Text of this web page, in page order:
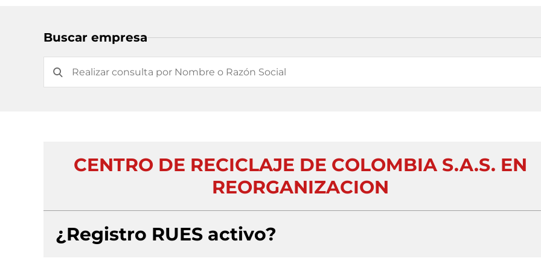
Buscar empresa
CENTRO DE RECICLAJE DE COLOMBIA S.A.S. EN
REORGANIZACION
¿Registro RUES activo?